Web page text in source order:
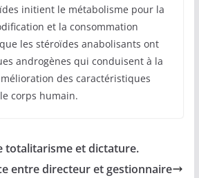
initient le métabolisme pour la
et la consommation
les stéroïdes anabolisants ont
androgènes qui conduisent à la
des caractéristiques
corps humain.
totalitarisme et dictature.
entre directeur et gestionnaire